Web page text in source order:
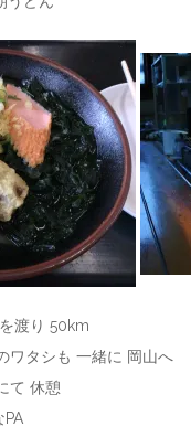
渡り 50km
ワタシも 一緒に 岡山へ
て 休憩